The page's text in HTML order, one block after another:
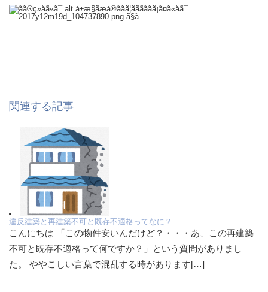
関連する記事
違反建築と再建築不可と既存不適格ってなに？
こんにちは 「この物件安いんだけど？・・・あ、この再建築
不可と既存不適格って何ですか？」という質問がありまし
た。 ややこしい言葉で混乱する時があります[…]